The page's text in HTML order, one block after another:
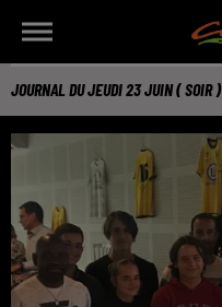
JOURNAL DU JEUDI 23 JUIN ( SOIR )